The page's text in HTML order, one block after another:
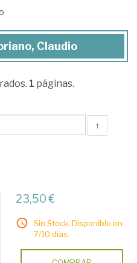
Claudio
1 páginas.
↑
23,50 €
Sin Stock. Disponible en
7/10 días.